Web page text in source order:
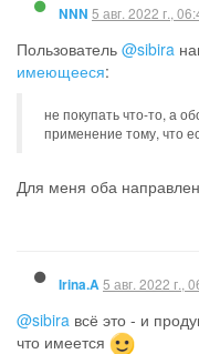
NNN 5 авг. 2022 г.,
Пользователь @sibira
имеющееся:
не покупать что-то, а
применение тому, что
Для меня оба
Irina.A5 авг. 2022 г.,
@sibira всё это - и
что имеется